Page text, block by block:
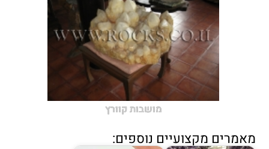
מושבות קוורץ
מאמרים מקצועיים נוספים: